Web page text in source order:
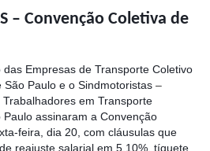
– Convenção Coletiva de
das Empresas de Transporte Coletivo
Paulo e o Sindmotoristas –
em Transporte
assinaram a Convenção
feira, dia 20, com cláusulas que
reajuste salarial em 5,10%, tíquete